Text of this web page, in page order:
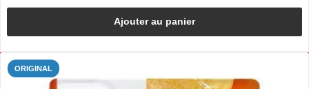
Ajouter au panier
ORIGINAL